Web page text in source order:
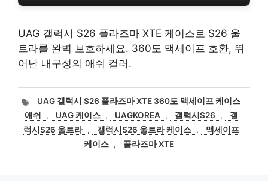
UAG 갤럭시 S26 플라즈마 XTE 케이스로 S26 울
트라를 완벽 보호하세요. 360도 맥세이프 호환, 뛰
어난 내구성의 애쉬 컬러.
태
그
UAG 갤럭시 S26 플라즈마 XTE 360도 맥세이프 케이스
애쉬
, UAG 케이스 , UAGKOREA , 갤럭시S26 ,
갤
럭시S26 울트라 , 갤럭시S26 울트라 케이스 ,
맥세이프
케이스 , 플라즈마 XTE